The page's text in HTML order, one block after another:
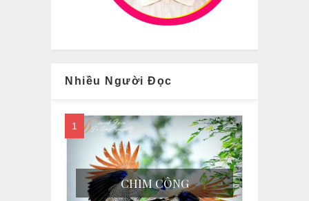
Nhiều Người Đọc
CHIM CÔNG